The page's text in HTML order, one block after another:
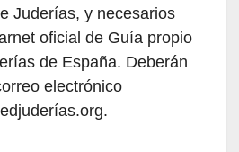
Juderías, y necesarios
oficial de Guía propio
de España. Deberán
electrónico